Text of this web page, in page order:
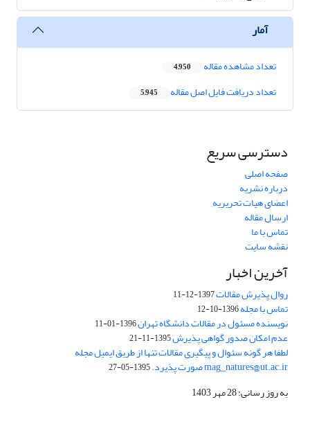
آمار
تعداد مشاهده مقاله 4,950
تعداد دریافت فایل اصل مقاله 5,945
دسترسی سریع
صفحه اصلی
درباره نشریه
اعضای هیات تحریریه
ارسال مقاله
تماس با ما
نقشه سایت
آخرین اخبار
روال پذیرش مقالات1397-12-11
تماس با مجله1396-10-12
نویسنده مسئول در مقالات دانشگاه تهران1396-01-11
عدم امکان صدور گواهی پذیرش1395-11-21
لطفا هر گونه سئوال و پیگیری مقالات تنها از طریق ایمیل مجله
mag_natures@ut.ac.ir صورت پذیرد. 1395-05-27
به روز رسانی: 28 مهر 1403